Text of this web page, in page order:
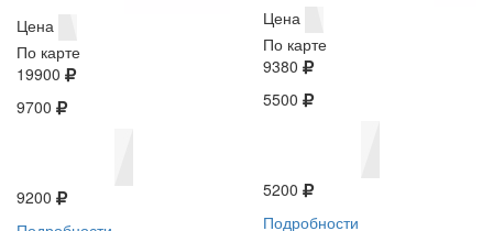
Цена
По карте
19900
9700
9200
Цена
По карте
9380
5500
5200
Подробности